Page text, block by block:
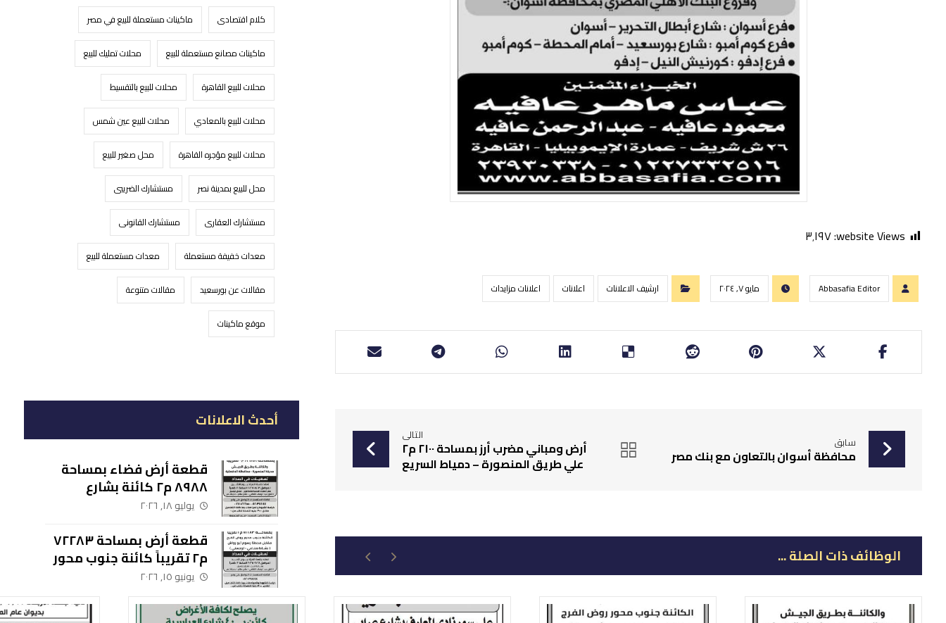
website Views: ٣٬١٩٧
Abbasafia Editor مايو ٧, ٢٠٢٤ ارشيف الاعلانات اعلانات اعلانات مزايدات
سابق
محافظة أسوان بالتعاون مع بنك مصر
التالى
أرض ومباني مضرب أرز بمساحة ٢١٠٠ م٢
علي طريق المنصورة – دمياط السريع
الوظائف ذات الصلة ...
كلام اقتصادى ماكينات مستعملة للبيع في مصر
ماكينات مصانع مستعملة للبيع محلات تمليك للبيع
محلات للبيع القاهرة محلات للبيع بالتقسيط
محلات للبيع بالمعادي محلات للبيع عين شمس
محلات للبيع مؤجره القاهرة محل صغير للبيع
محل للبيع بمدينة نصر مستشارك الضريبى
مستشارك العقارى مستشارك القانونى
معدات خفيفة مستعملة معدات مستعملة للبيع
مقالات عن بورسعيد مقالات متنوعة
موقع ماكينات
أحدث الاعلانات
قطعة أرض فضاء بمساحة
٨٩٨٨ م٢ كائنة بشارع
الجيش مدينة المنصورة –
يوليو ١٨, ٢٠٢٦
قطعة أرض بمساحة ٧٢٢٨٣
م٢ تقريباً كائنة جنوب محور
روض الفرج مقابل محطة
رسوم أبو رواش (نشاط
صناعي – لوجيستي)
يونيو ١٥, ٢٠٢٦